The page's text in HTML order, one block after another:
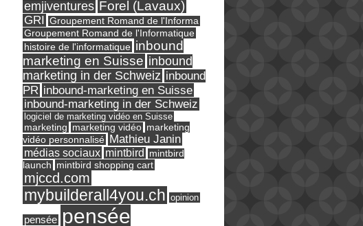
emjiventures Forel (Lavaux)
GRI Groupement Romand de l'Informa
Groupement Romand de l'Informatique
histoire de l'informatique inbound
marketing en Suisse inbound
marketing in der Schweiz inbound
PR inbound-marketing en Suisse
inbound-marketing in der Schweiz
logiciel de marketing vidéo en Suisse
marketing marketing vidéo marketing
vidéo personnalisé Mathieu Janin
médias sociaux mintbird
mintbird
launch mintbird shopping cart
mjccd.com
mybuilderall4you.ch opinion
pensée pensée